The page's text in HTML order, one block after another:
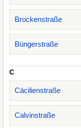
Brockenstraße
Büngerstraße
C
Cäcilienstraße
Calvinstraße